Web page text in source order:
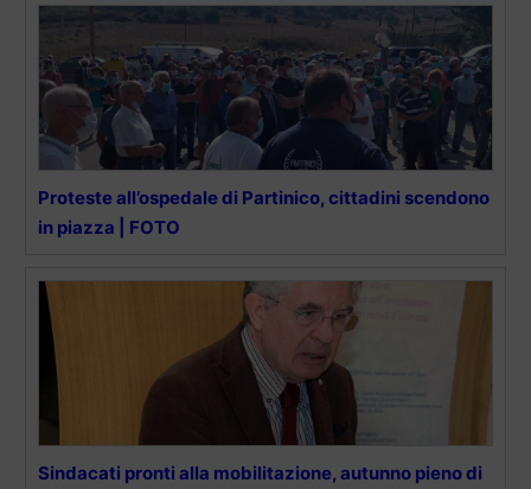
Proteste all’ospedale di Partinico, cittadini scendono
in piazza | FOTO
Sindacati pronti alla mobilitazione, autunno pieno di